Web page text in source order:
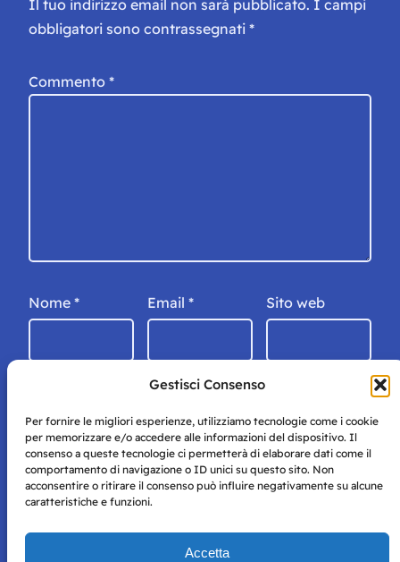
Gestisci Consenso
Per fornire le migliori esperienze, utilizziamo tecnologie come i cookie
per memorizzare e/o accedere alle informazioni del dispositivo. Il
consenso a queste tecnologie ci permetterà di elaborare dati come il
comportamento di navigazione o ID unici su questo sito. Non
acconsentire o ritirare il consenso può influire negativamente su alcune
caratteristiche e funzioni.
Accetta
Il tuo indirizzo email non sarà pubblicato. I campi
obbligatori sono contrassegnati *
Commento *
Nome * Email * Sito web
Storie di Napoli è una testata registrata presso il tribunale di